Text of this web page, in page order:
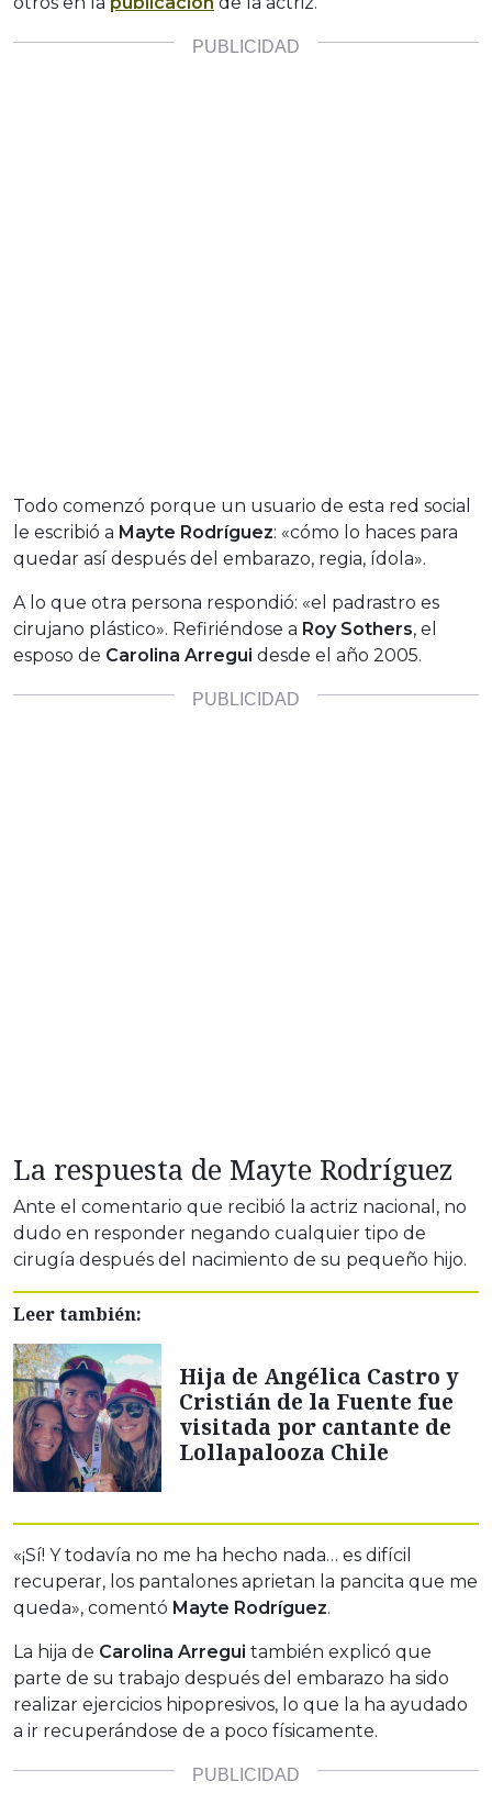
Todo comenzó porque un usuario de esta red social
le escribió a Mayte Rodríguez: «cómo lo haces para
quedar así después del embarazo, regia, ídola».
A lo que otra persona respondió: «el padrastro es
cirujano plástico». Refiriéndose a Roy Sothers, el
esposo de Carolina Arregui desde el año 2005.
La respuesta de Mayte Rodríguez
Ante el comentario que recibió la actriz nacional, no
dudo en responder negando cualquier tipo de
cirugía después del nacimiento de su pequeño hijo.
Leer también:
Hija de Angélica Castro y
Cristián de la Fuente fue
visitada por cantante de
Lollapalooza Chile
«¡Sí! Y todavía no me ha hecho nada… es difícil
recuperar, los pantalones aprietan la pancita que me
queda», comentó Mayte Rodríguez.
La hija de Carolina Arregui también explicó que
parte de su trabajo después del embarazo ha sido
realizar ejercicios hipopresivos, lo que la ha ayudado
a ir recuperándose de a poco físicamente.